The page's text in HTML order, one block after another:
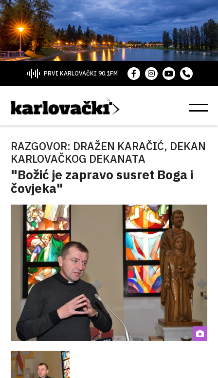
PRVI KARLOVAČKI 90.1FM
RAZGOVOR: DRAŽEN KARAČIĆ, DEKAN
KARLOVAČKOG DEKANATA
"Božić je zapravo susret Boga i
čovjeka"